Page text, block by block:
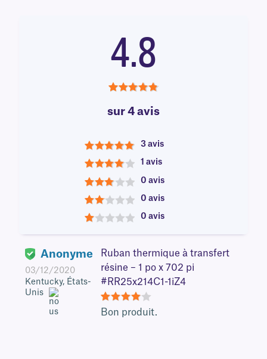
4.8
sur 4 avis
5
3 avis
4
1 avis
3
0 avis
2
0 avis
0 avis
Anonyme
03/12/2020
Kentucky, États-
Unis
Ruban thermique à transfert
résine – 1 po x 702 pi
#RR25x214C1-1iZ4
4Bon produit.